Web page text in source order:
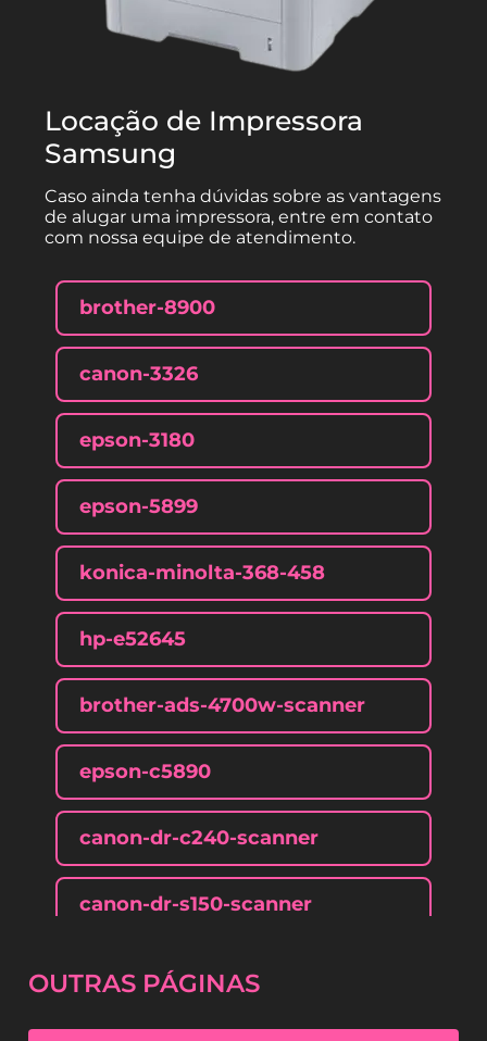
Locação de Impressora
Samsung
Caso ainda tenha dúvidas sobre as vantagens
de alugar uma impressora, entre em contato
com nossa equipe de atendimento.
brother-8900
canon-3326
epson-3180
epson-5899
konica-minolta-368-458
hp-e52645
brother-ads-4700w-scanner
epson-c5890
canon-dr-c240-scanner
canon-dr-s150-scanner
canon-1643
OUTRAS PÁGINAS